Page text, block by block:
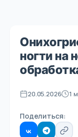
ногти на
20.05.2026 1
Поделиться: